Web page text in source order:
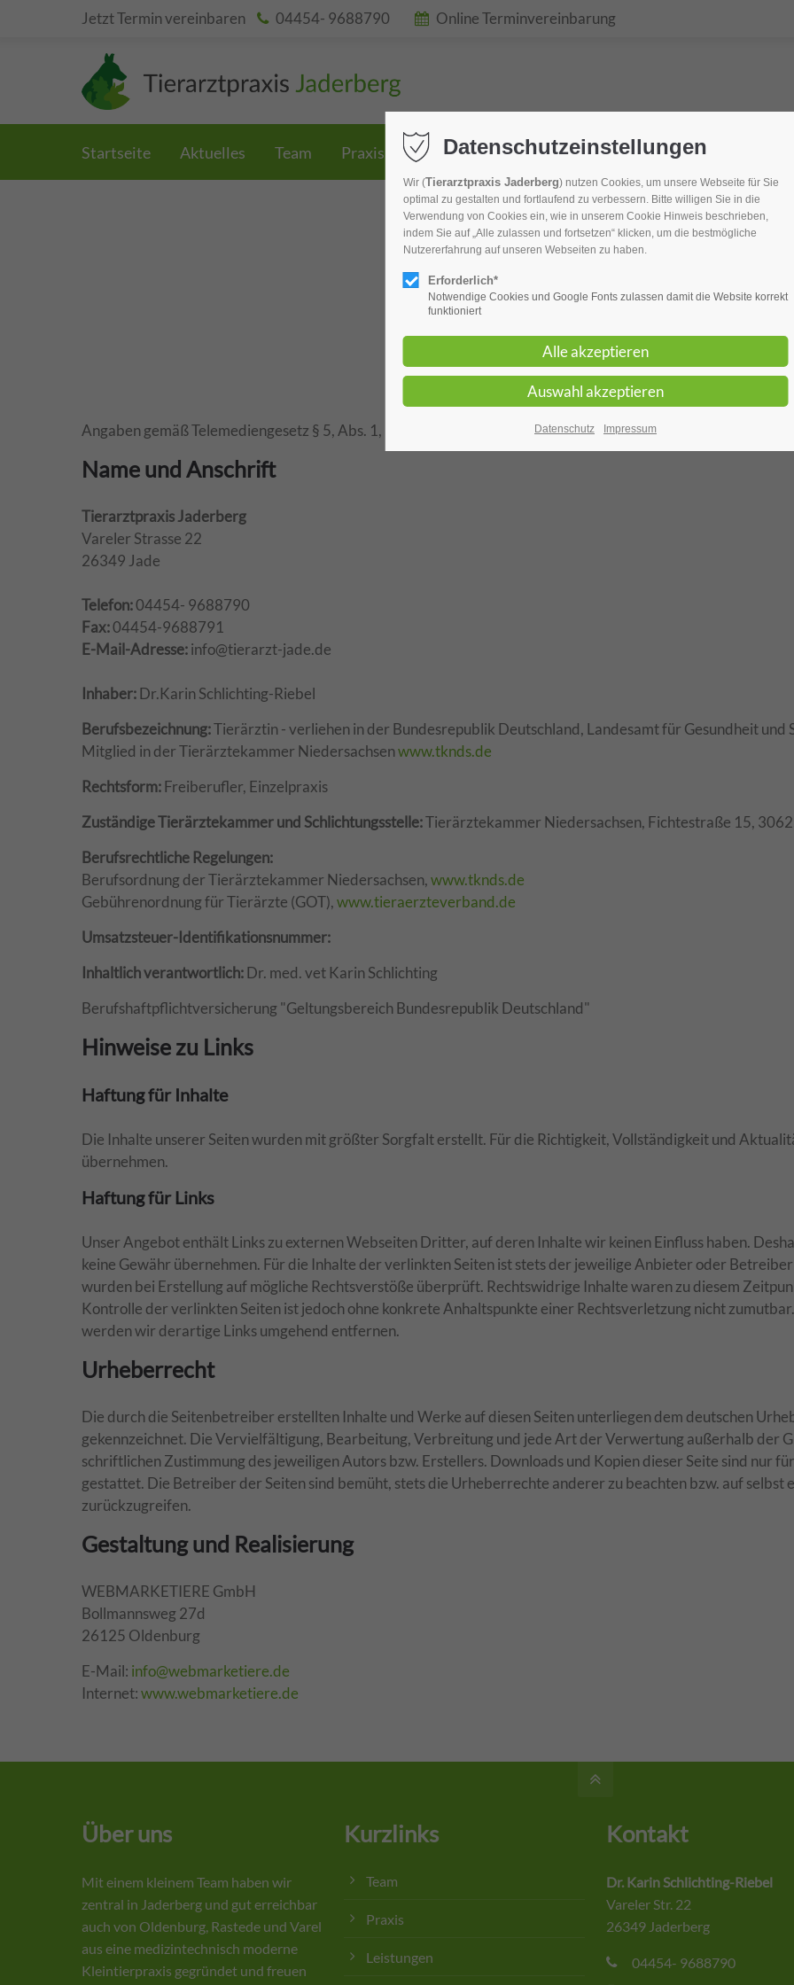
Jetzt Termin vereinbaren 04454- 9688790 Online Terminvereinbarung
Startseite Aktuelles Team Praxis Leistungen Sprechzeiten und Notdienst
Impressum
Angaben gemäß Telemediengesetz § 5, Abs. 1, Nr. 5
Name und Anschrift
Tierarztpraxis Jaderberg
Vareler Strasse 22
26349 Jade
Telefon:04454- 9688790
Fax:04454-9688791
E-Mail-Adresse:info@tierarzt-jade.de
Inhaber:Dr.Karin Schlichting-Riebel
Berufsbezeichnung:Tierärztin - verliehen in der Bundesrepublik Deutschland, Landesamt für Gesundheit und
Mitglied in der Tierärztekammer Niedersachsenwww.tknds.de
Rechtsform:Freiberufler, Einzelpraxis
Zuständige Tierärztekammer und Schlichtungsstelle:Tierärztekammer Niedersachsen, Fichtestraße 15,
Berufsrechtliche Regelungen:
Berufsordnung der Tierärztekammer Niedersachsen,www.tknds.de
Gebührenordnung für Tierärzte (GOT),www.tieraerzteverband.de
Umsatzsteuer-Identifikationsnummer:
Inhaltlich verantwortlich:Dr. med. vet Karin Schlichting
Berufshaftpflichtversicherung "Geltungsbereich Bundesrepublik Deutschland"
Hinweise zu Links
Haftung für Inhalte
Die Inhalte unserer Seiten wurden mit größter Sorgfalt erstellt. Für die Richtigkeit, Vollständigkeit und
übernehmen.
Haftung für Links
Unser Angebot enthält Links zu externen Webseiten Dritter, auf deren Inhalte wir keinen Einfluss haben.
keine Gewähr übernehmen. Für die Inhalte der verlinkten Seiten ist stets der jeweilige Anbieter oder
wurden bei Erstellung auf mögliche Rechtsverstöße überprüft. Rechtswidrige Inhalte waren zu diesem
Kontrolle der verlinkten Seiten ist jedoch ohne konkrete Anhaltspunkte einer Rechtsverletzung nicht
werden wir derartige Links umgehend entfernen.
Urheberrecht
Die durch die Seitenbetreiber erstellten Inhalte und Werke auf diesen Seiten unterliegen dem deutschen
gekennzeichnet. Die Vervielfältigung, Bearbeitung, Verbreitung und jede Art der Verwertung außerhalb der
schriftlichen Zustimmung des jeweiligen Autors bzw. Erstellers. Downloads und Kopien dieser Seite sind nur
gestattet. Die Betreiber der Seiten sind bemüht, stets die Urheberrechte anderer zu beachten bzw. auf selbst
zurückzugreifen.
Gestaltung und Realisierung
WEBMARKETIERE GmbH
Bollmannsweg 27d
26125 Oldenburg
E-Mail: info@webmarketiere.de
Internet:www.webmarketiere.de
Über uns
Mit einem kleinem Team haben wir
zentral in Jaderberg und gut erreichbar
auch von Oldenburg, Rastede und Varel
aus eine medizintechnisch moderne
Kleintierpraxis gegründet und freuen
Kurzlinks
Team
Praxis
Leistungen
Kontakt
Dr. Karin Schlichting-Riebel
Vareler Str. 22
26349 Jaderberg
04454- 9688790
Datenschutzeinstellungen
Wir (Tierarztpraxis Jaderberg) nutzen Cookies, um unsere Webseite für Sie
optimal zu gestalten und fortlaufend zu verbessern. Bitte willigen Sie in die
Verwendung von Cookies ein, wie in unserem Cookie Hinweis beschrieben,
indem Sie auf „Alle zulassen und fortsetzen“ klicken, um die bestmögliche
Nutzererfahrung auf unseren Webseiten zu haben.
Erforderlich*
Notwendige Cookies und Google Fonts zulassen damit die Website korrekt
funktioniert
Datenschutz Impressum